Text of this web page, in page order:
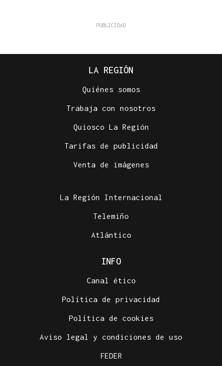
LA REGIÓN
Quiénes somos
Trabaja con nosotros
Quiosco La Región
Tarifas de publicidad
Venta de imágenes
La Región Internacional
Telemiño
Atlántico
INFO
Canal ético
Política de privacidad
Política de cookies
Aviso legal y condiciones de uso
FEDER